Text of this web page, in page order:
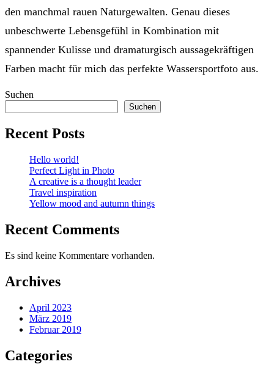
den manchmal rauen Naturgewalten. Genau dieses
unbeschwerte Lebensgefühl in Kombination mit
spannender Kulisse und dramaturgisch aussagekräftigen
Farben macht für mich das perfekte Wassersportfoto aus.
Suchen
Suchen
Recent Posts
Hello world!
Perfect Light in Photo
A creative is a thought leader
Travel inspiration
Yellow mood and autumn things
Recent Comments
Es sind keine Kommentare vorhanden.
Archives
April 2023
März 2019
Februar 2019
Categories